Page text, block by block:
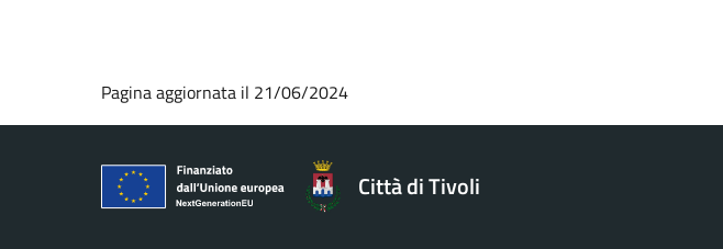
Pagina aggiornata il 21/06/2024
Città di Tivoli